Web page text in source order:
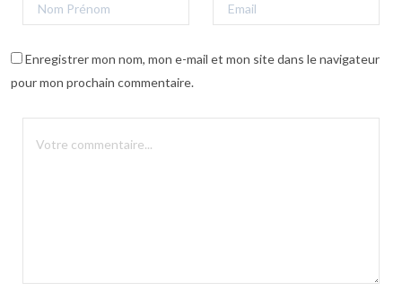
Enregistrer mon nom, mon e-mail et mon site dans le navigateur
pour mon prochain commentaire.